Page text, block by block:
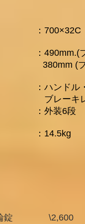
：700×32C
：
380mm (
：ハンドル
ブレーキ
：外装6段
​：14.5kg
輪錠 \2,600